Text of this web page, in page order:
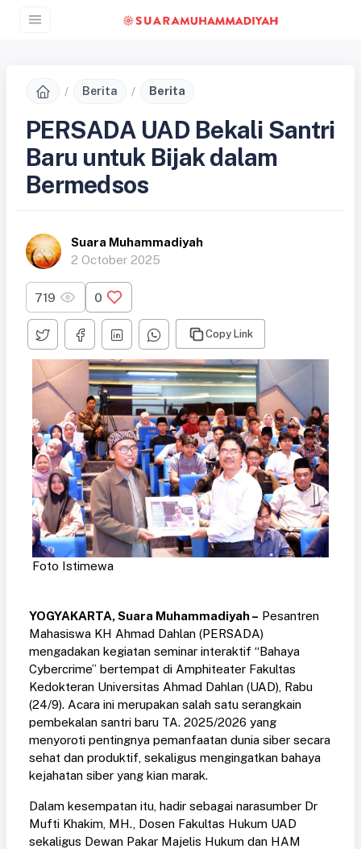
Berita Berita
PERSADA UAD Bekali Santri
Baru untuk Bijak dalam
Bermedsos
Suara Muhammadiyah
2 October 2025
719 0
Copy Link
Foto Istimewa
YOGYAKARTA, Suara Muhammadiyah – Pesantren
Mahasiswa KH Ahmad Dahlan (PERSADA)
mengadakan kegiatan seminar interaktif “Bahaya
Cybercrime” bertempat di Amphiteater Fakultas
Kedokteran Universitas Ahmad Dahlan (UAD), Rabu
(24/9). Acara ini merupakan salah satu serangkain
pembekalan santri baru TA. 2025/2026 yang
menyoroti pentingnya pemanfaatan dunia siber secara
sehat dan produktif, sekaligus mengingatkan bahaya
kejahatan siber yang kian marak.
Dalam kesempatan itu, hadir sebagai narasumber Dr
Mufti Khakim, MH., Dosen Fakultas Hukum UAD
sekaligus Dewan Pakar Majelis Hukum dan HAM